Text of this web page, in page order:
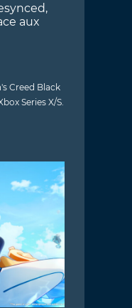
aux
Creed Black
Series X/S.